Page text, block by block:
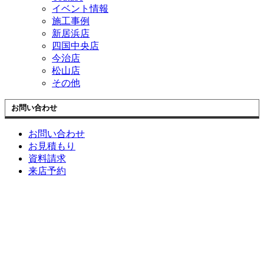
イベント情報
施工事例
新居浜店
四国中央店
今治店
松山店
その他
お問い合わせ
お問い合わせ
お見積もり
資料請求
来店予約